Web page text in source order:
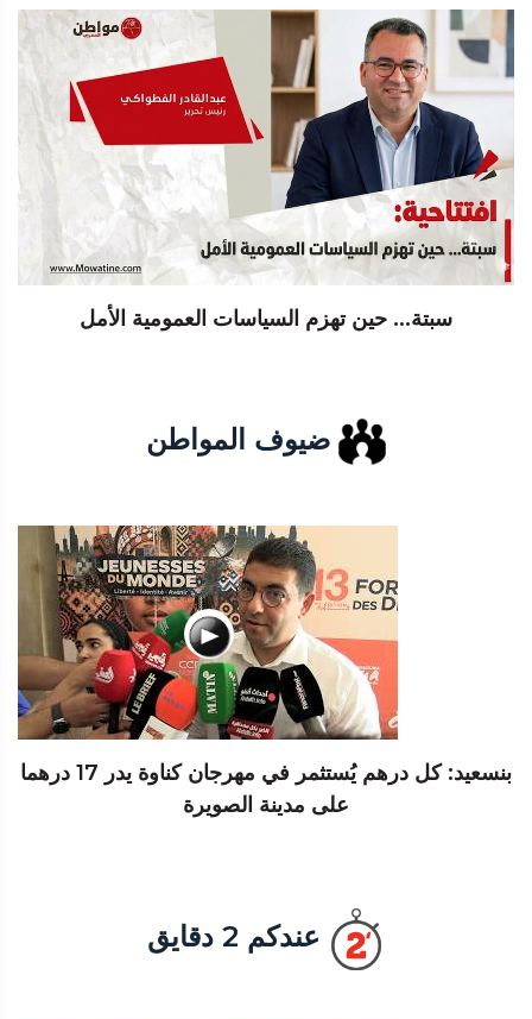
سبتة... حين تهزم السياسات العمومية الأمل
ضيوف المواطن
بنسعيد: كل درهم يُستثمر في مهرجان كناوة يدر 17 درهما
على مدينة الصويرة
عندكم 2 دقايق